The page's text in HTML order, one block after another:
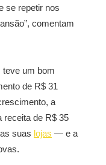
se repetir nos
comentam
teve um bom
de R$ 31
a
receita de R$ 35
suas lojas — e a